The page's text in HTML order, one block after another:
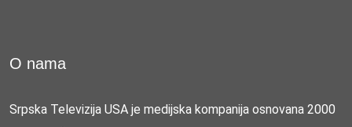
O nama
Srpska Televizija USA je medijska kompanija osnovana 2000